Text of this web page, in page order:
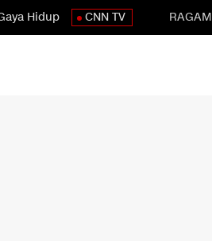
Hidup CNN TV RAGAM